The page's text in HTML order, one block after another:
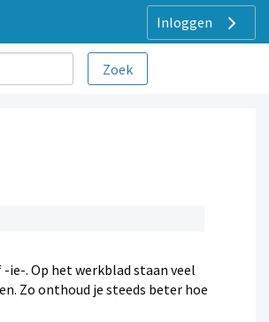
Inloggen
ie-. Op het werkblad staan veel
Zo onthoud je steeds beter hoe